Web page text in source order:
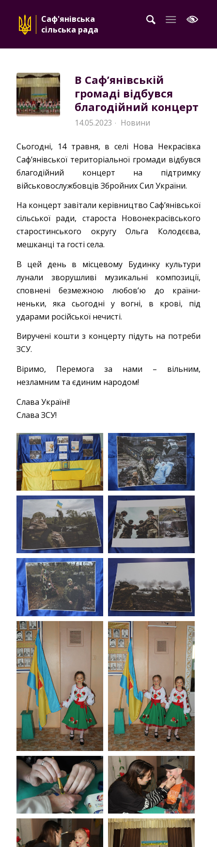
Саф'янівська
сільська рада
В Сафʼянівській
громаді відбувся
благодійний концерт
14.05.2023 · Новини
Сьогодні, 14 травня, в селі Нова Некрасівка
Сафʼянівської територіальної громади відбувся
благодійний концерт на підтримку
військовослужбовців Збройних Сил України.
На концерт завітали керівництво Сафʼянівської
сільської ради, староста Новонекрасівського
старостинського округу Ольга Колодєєва,
мешканці та гості села.
В цей день в місцевому Будинку культури
лунали зворушливі музикальні композиції,
сповнені безмежною любовʼю до країни-
неньки, яка сьогодні у вогні, в крові, під
ударами російської нечисті.
Виручені кошти з концерту підуть на потреби
ЗСУ.
Віримо, Перемога за нами – вільним,
незламним та єдиним народом!
Слава Україні!
Слава ЗСУ!